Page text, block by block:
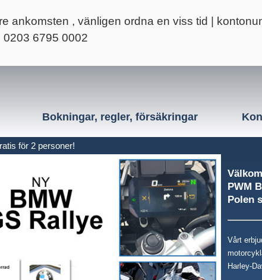
ankomsten , vänligen ordna en viss tid |
0203 6795 0002
Bokningar, regler, försäkringar
PWM
Polen
Vårt
Harley-